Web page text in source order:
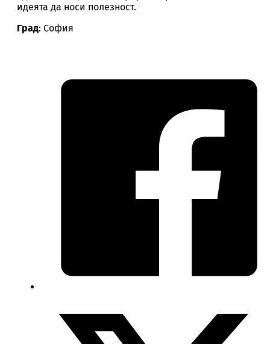
идеята да носи полезност.
Град: София